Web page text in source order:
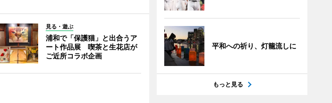
見る・遊ぶ
浦和で「保護猫」と出合うア
ート作品展 喫茶と生花店が
ご近所コラボ企画
平和への祈り、灯籠流しに
もっと見る